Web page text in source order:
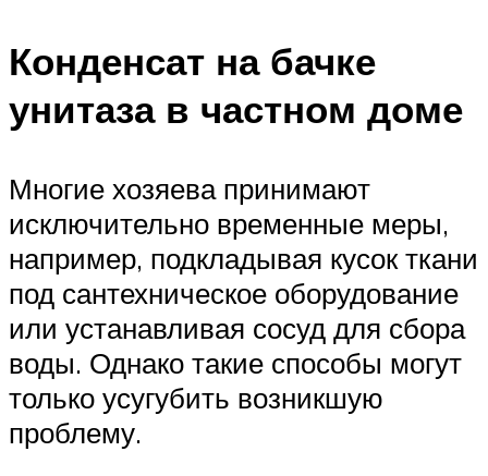
Конденсат на бачке
унитаза в частном доме
Многие хозяева принимают
исключительно временные меры,
например, подкладывая кусок ткани
под сантехническое оборудование
или устанавливая сосуд для сбора
воды. Однако такие способы могут
только усугубить возникшую
проблему.